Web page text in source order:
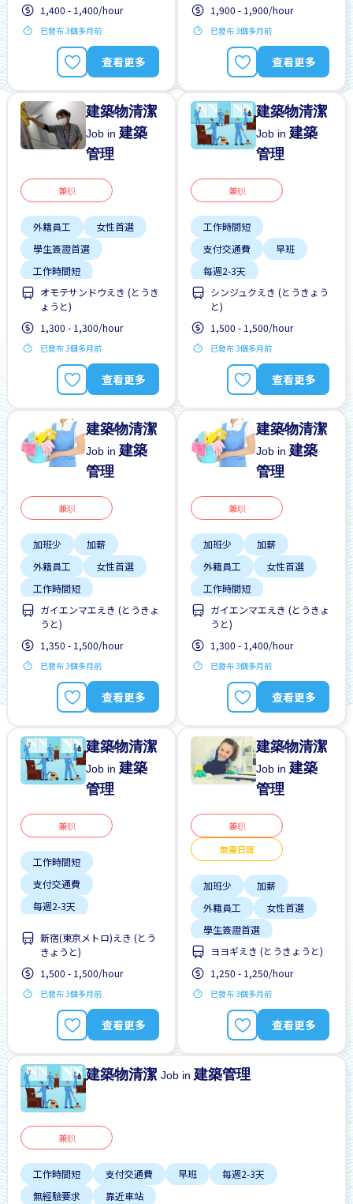
1,400 - 1,400/hour
已發布 3個多月前
查看更多
1,900 - 1,900/hour
已發布 3個多月前
查看更多
建築物清潔
Job in 建築
管理
兼职
外籍員工
女性首選
學生簽證首選
工作時間短
支付交通費
早班
無經驗要求
靠近車站
オモテサンドウえき (とうき
ょうと)
1,300 - 1,300/hour
已發布 3個多月前
查看更多
建築物清潔
Job in 建築
管理
兼职
工作時間短
支付交通費
早班
每週2-3天
無經驗要求
靠近車站
シンジュクえき (とうきょう
と)
1,500 - 1,500/hour
已發布 3個多月前
查看更多
建築物清潔
Job in 建築
管理
兼职
加班少
加薪
外籍員工
女性首選
工作時間短
支付交通費
早班
有機會被錄取全職工作
每週2-3天
ガイエンマエえき (とうきょ
うと)
1,350 - 1,500/hour
已發布 3個多月前
查看更多
建築物清潔
Job in 建築
管理
兼职
加班少
加薪
外籍員工
女性首選
工作時間短
支付交通費
早班
有機會被錄取全職工作
無經驗要求
ガイエンマエえき (とうきょ
うと)
1,300 - 1,400/hour
已發布 3個多月前
查看更多
建築物清潔
Job in 建築
管理
兼职
工作時間短
支付交通費
每週2-3天
新宿(東京メトロ)えき (とう
きょうと)
1,500 - 1,500/hour
已發布 3個多月前
查看更多
建築物清潔
Job in 建築
管理
兼职
無需日語
加班少
加薪
外籍員工
女性首選
學生簽證首選
工作時間短
支付交通費
每週2-3天
無日本語要求
ヨヨギえき (とうきょうと)
1,250 - 1,250/hour
已發布 3個多月前
查看更多
建築物清潔Job in 建築管理
兼职
工作時間短 支付交通費 早班
每週2-3天
無經驗要求
靠近車站